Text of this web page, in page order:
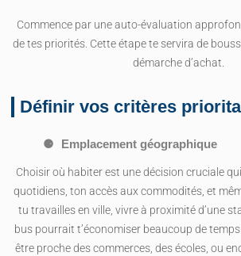
Commence par une auto-évaluation
de tes priorités. Cette étape te servira de
démarche d’achat.
Définir vos critères
Emplacement géographique
Choisir où habiter est une décision cruciale
quotidiens, ton accès aux commodités, et
tu travailles en ville, vivre à proximité d’une
bus pourrait t’économiser beaucoup de
être proche des commerces, des écoles, ou